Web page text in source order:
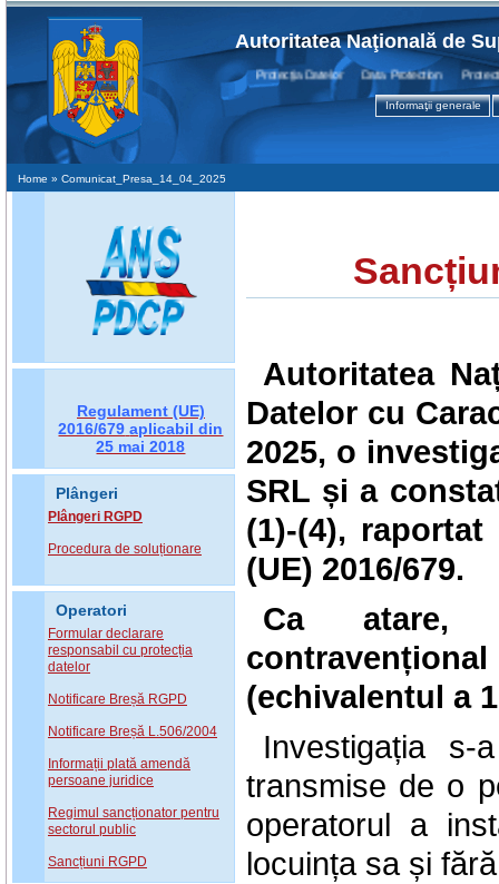
Autoritatea Naţională de
Protecţia Datelor Data Protection Protection
Informaţii generale
Home » Comunicat_Presa_14_04_2025
Regulament (UE)
2016/679 aplicabil din
25 mai 2018
Plângeri
Plângeri RGPD
Procedura de soluționare
Operatori
Formular declarare
responsabil cu protecția
datelor
Notificare Breșă RGPD
Notificare Breșă L.506/2004
Informații plată amendă
persoane juridice
Regimul sancționator pentru
sectorul public
Sancțiuni RGPD
Autoritatea
Datelor cu
2025, o
SRL și a
(1)-(4),
(UE) 2016/679.
Ca atare,
(echivalentul a
Investigația
transmise de o
operatorul a
locuința sa și